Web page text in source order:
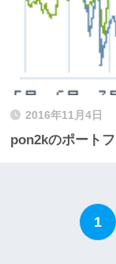
2016年11月4日
pon2kのポート
1